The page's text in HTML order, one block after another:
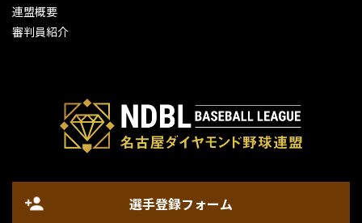
連盟概要
審判員紹介
選手登録フォーム